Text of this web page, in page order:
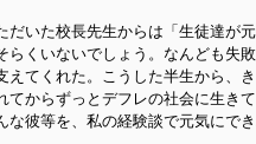
だいた校長先生からは「生徒達が
らくいないでしょう。なんども失
えてくれた。こうした半生から、
てからずっとデフレの社会に生きて
な彼等を、私の経験談で元気にで